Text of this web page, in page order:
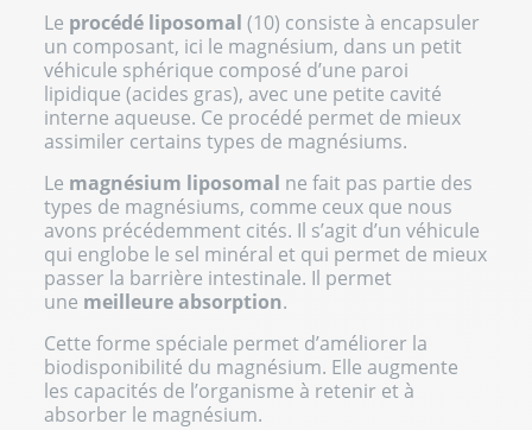
Le procédé liposomal (10) consiste à encapsuler
un composant, ici le magnésium, dans un petit
véhicule sphérique composé d’une paroi
lipidique (acides gras), avec une petite cavité
interne aqueuse. Ce procédé permet de mieux
assimiler certains types de magnésiums.
Le magnésium liposomal ne fait pas partie des
types de magnésiums, comme ceux que nous
avons précédemment cités. Il s’agit d’un véhicule
qui englobe le sel minéral et qui permet de mieux
passer la barrière intestinale. Il permet
une meilleure absorption.
Cette forme spéciale permet d’améliorer la
biodisponibilité du magnésium. Elle augmente
les capacités de l’organisme à retenir et à
absorber le magnésium.